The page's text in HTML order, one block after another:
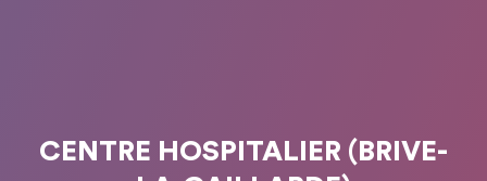
CENTRE HOSPITALIER (BRIVE-